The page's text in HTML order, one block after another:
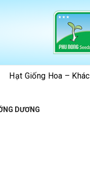
Hạt Giống Hoa – Khác
DƯƠNG